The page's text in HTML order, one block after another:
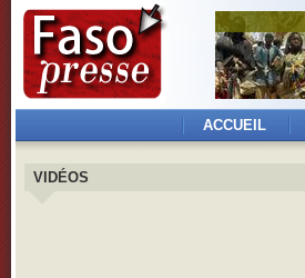
ACCUEIL
VIDÉOS